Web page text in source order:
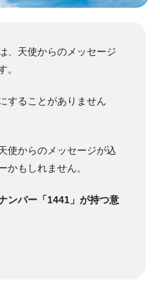
、天使からのメッセージ
。
することがありません
使からのメッセージが込
かもしれません。
ンバー「1441」が持つ意